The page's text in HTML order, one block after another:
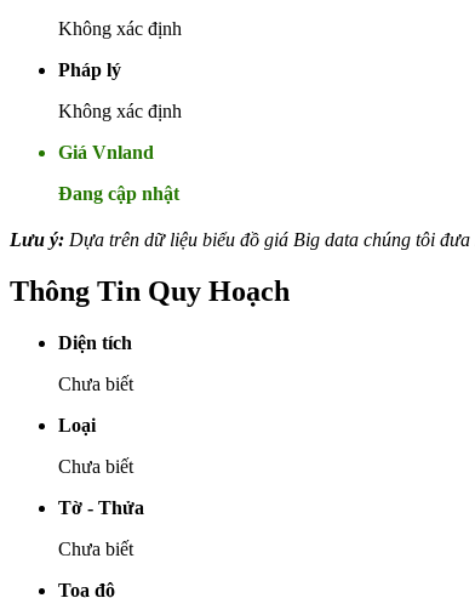
Không xác định
Pháp lý
Không xác định
Giá Vnland
Đang cập nhật
Lưu ý: Dựa trên dữ liệu biểu đồ giá Big data chúng tôi đưa
Thông Tin Quy Hoạch
Diện tích
Chưa biết
Loại
Chưa biết
Tờ - Thửa
Chưa biết
Toạ độ